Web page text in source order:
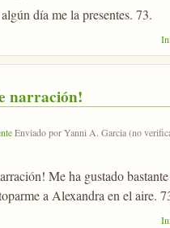
día me la presentes. 73.
narración!
Enviado porYanni A. Garcia (no
Me ha gustado
a Alexandra en el aire.